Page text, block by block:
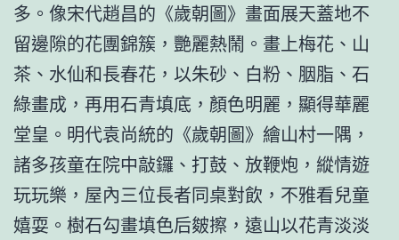
多。像宋代趙昌的《歲朝圖》畫面展天蓋地不
留邊隙的花團錦簇，艷麗熱鬧。畫上梅花、山
茶、水仙和長春花，以朱砂、白粉、胭脂、石
綠畫成，再用石青填底，顏色明麗，顯得華麗
堂皇。明代袁尚統的《歲朝圖》繪山村一隅，
諸多孩童在院中敲鑼、打鼓、放鞭炮，縱情遊
玩玩樂，屋內三位長者同桌對飲，不雅看兒童
嬉耍。樹石勾畫填色后皴擦，遠山以花青淡淡